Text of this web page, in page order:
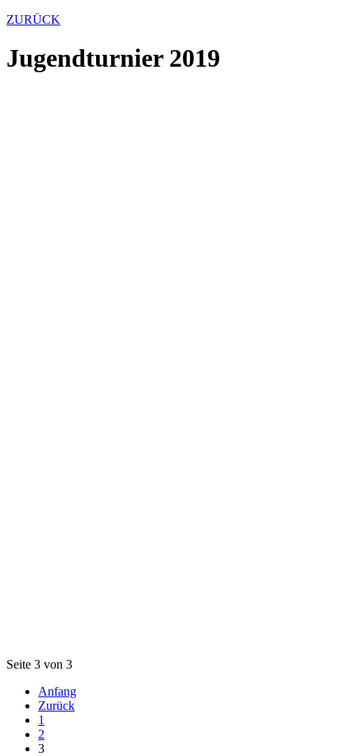
ZURÜCK
Jugendturnier 2019
Seite 3 von 3
Anfang
Zurück
1
2
3